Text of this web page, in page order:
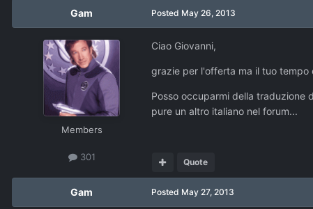
Gam
Members
301
Posted May 26, 2013
Ciao Giovanni,
grazie per l'offerta ma il tuo tempo
Posso occuparmi della traduzione
pure un altro italiano nel forum...
Quote
Gam Posted May 27, 2013